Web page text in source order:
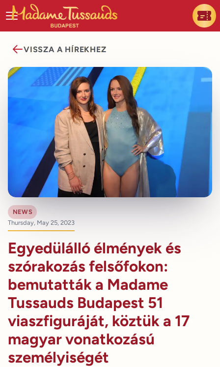
VISSZA A HÍREKHEZ
NEWS
Thursday, May 25, 2023
Egyedülálló élmények és
szórakozás felsőfokon:
bemutatták a Madame
Tussauds Budapest 51
viaszfiguráját, köztük a 17
magyar vonatkozású
személyiségét